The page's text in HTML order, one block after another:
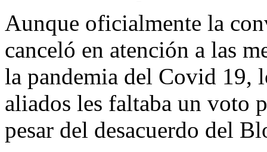
Aunque oficialmente la
canceló en atención a las
la pandemia del Covid 19,
aliados les faltaba un voto
pesar del desacuerdo del